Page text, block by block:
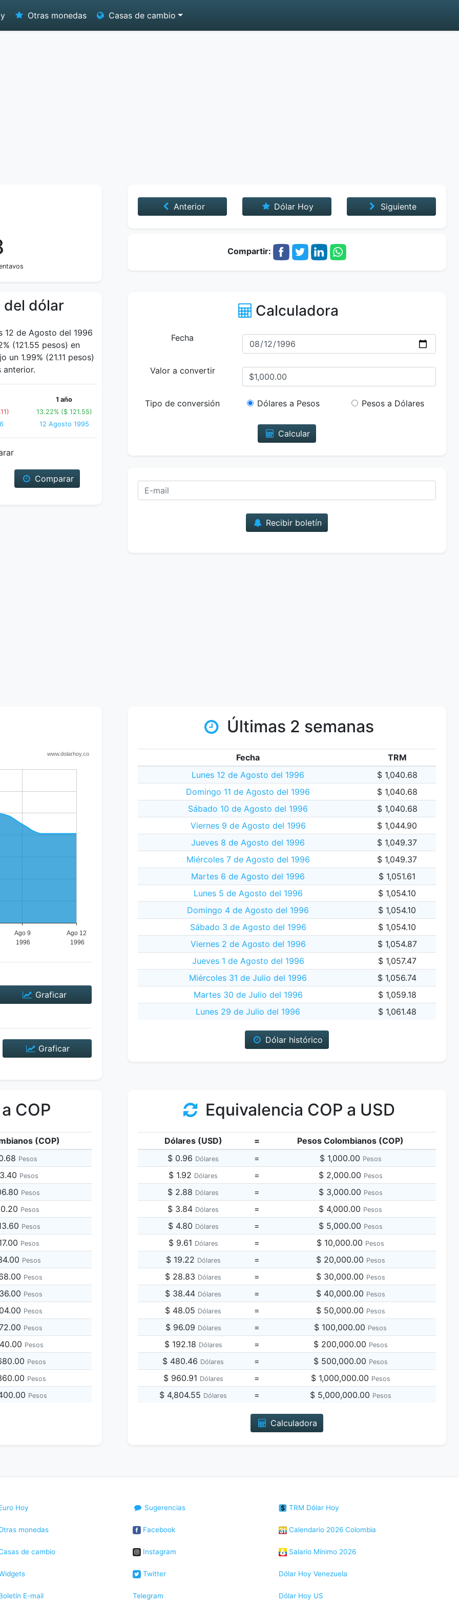
Otras monedas Casas de cambio
Anterior Dólar Hoy Siguiente
Compartir:
del dólar
12 de Agosto del 1996
(121.55 pesos) en
1.99% (21.11 pesos)
anterior.
1 año
13.22% ($ 121.55)
12 Agosto 1995
Comparar
Calculadora
Fecha
Valor a convertir
Tipo de conversión Dólares a Pesos Pesos a Dólares
Calcular
Recibir boletín
Graficar
Graficar
Últimas 2 semanas
Fecha
TRM
Lunes 12 de Agosto del 1996
$ 1,040.68
Domingo 11 de Agosto del 1996
$ 1,040.68
Sábado 10 de Agosto del 1996
$ 1,040.68
Viernes 9 de Agosto del 1996
$ 1,044.90
Jueves 8 de Agosto del 1996
$ 1,049.37
Miércoles 7 de Agosto del 1996
$ 1,049.37
Martes 6 de Agosto del 1996
$ 1,051.61
Lunes 5 de Agosto del 1996
$ 1,054.10
Domingo 4 de Agosto del 1996
$ 1,054.10
Sábado 3 de Agosto del 1996
$ 1,054.10
Viernes 2 de Agosto del 1996
$ 1,054.87
Jueves 1 de Agosto del 1996
$ 1,057.47
Miércoles 31 de Julio del 1996
$ 1,056.74
Martes 30 de Julio del 1996
$ 1,059.18
Lunes 29 de Julio del 1996
$ 1,061.48
Dólar histórico
COP
(COP)
Pesos
Pesos
Pesos
Pesos
Pesos
Pesos
Pesos
Pesos
Pesos
Pesos
Pesos
Pesos
Pesos
Pesos
Pesos
Equivalencia COP a USD
Dólares (USD) =
Pesos Colombianos (COP)
$ 0.96 Dólares = $ 1,000.00 Pesos
$ 1.92 Dólares = $ 2,000.00 Pesos
$ 2.88 Dólares = $ 3,000.00 Pesos
$ 3.84 Dólares = $ 4,000.00 Pesos
$ 4.80 Dólares = $ 5,000.00 Pesos
$ 9.61 Dólares = $ 10,000.00 Pesos
$ 19.22 Dólares = $ 20,000.00 Pesos
$ 28.83 Dólares = $ 30,000.00 Pesos
$ 38.44 Dólares = $ 40,000.00 Pesos
$ 48.05 Dólares = $ 50,000.00 Pesos
$ 96.09 Dólares = $ 100,000.00 Pesos
$ 192.18 Dólares = $ 200,000.00 Pesos
$ 480.46 Dólares = $ 500,000.00 Pesos
$ 960.91 Dólares = $ 1,000,000.00 Pesos
$ 4,804.55 Dólares = $ 5,000,000.00 Pesos
Calculadora
Hoy
monedas
de cambio
E-mail
Sugerencias
Facebook
Instagram
Twitter
Telegram
TRM Dólar Hoy
Calendario 2026 Colombia
Salario Mínimo 2026
Dólar Hoy Venezuela
Dólar Hoy US